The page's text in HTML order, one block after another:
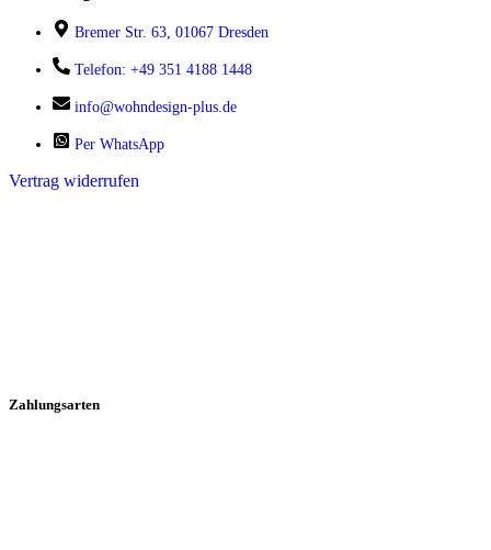
Bremer Str. 63, 01067 Dresden
Telefon: +49 351 4188 1448
info@wohndesign-plus.de
Per WhatsApp
Vertrag widerrufen
Zahlungsarten